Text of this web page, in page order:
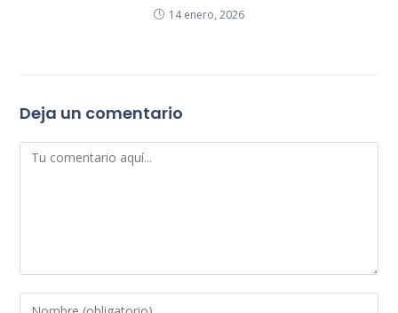
14 enero, 2026
Deja un comentario
Comentario
Introduce